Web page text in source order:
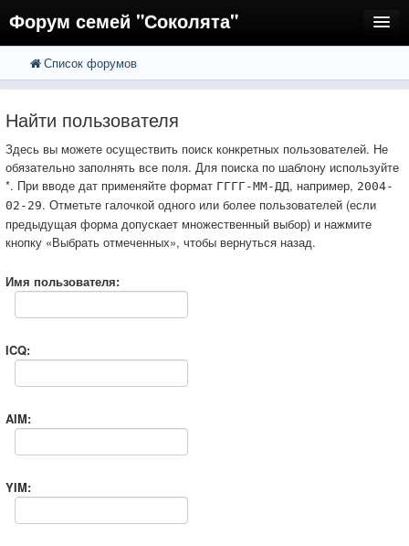
Форум семей "Соколята"
FAQ
Вход
Список форумов
Найти пользователя
Здесь вы можете осуществить поиск конкретных пользователей. Не
обязательно заполнять все поля. Для поиска по шаблону используйте
*. При вводе дат применяйте формат ГГГГ-ММ-ДД, например, 2004-
02-29. Отметьте галочкой одного или более пользователей (если
предыдущая форма допускает множественный выбор) и нажмите
кнопку «Выбрать отмеченных», чтобы вернуться назад.
Имя пользователя:
ICQ:
AIM:
YIM: